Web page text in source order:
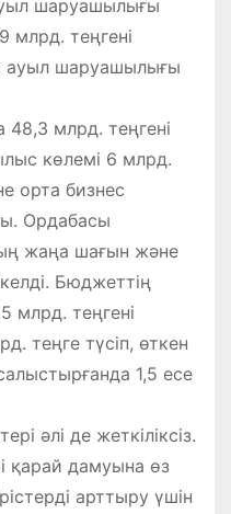
шаруашылығы
млрд. теңгені
ауыл шаруашылығы
48,3 млрд. теңгені
көлемі 6 млрд.
орта бизнес
Ордабасы
жаңа шағын және
Бюджеттің
млрд. теңгені
теңге түсіп, өткен
1,5 есе
әлі де жеткіліксіз.
қарай дамуына өз
арттыру үшін